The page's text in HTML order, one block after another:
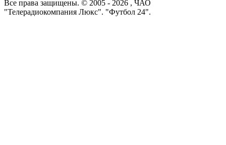
Все права защищены. © 2005 - 2026 , ЧАО
"Телерадиокомпания Люкс". "Футбол 24".